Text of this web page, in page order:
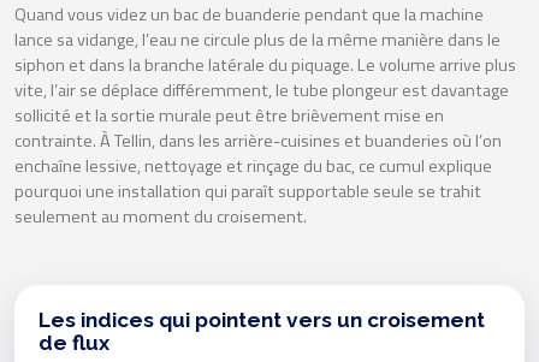
Quand vous videz un bac de buanderie pendant que la machine
lance sa vidange, l’eau ne circule plus de la même manière dans le
siphon et dans la branche latérale du piquage. Le volume arrive plus
vite, l’air se déplace différemment, le tube plongeur est davantage
sollicité et la sortie murale peut être brièvement mise en
contrainte. À Tellin, dans les arrière-cuisines et buanderies où l’on
enchaîne lessive, nettoyage et rinçage du bac, ce cumul explique
pourquoi une installation qui paraît supportable seule se trahit
seulement au moment du croisement.
Les indices qui pointent vers un croisement
de flux